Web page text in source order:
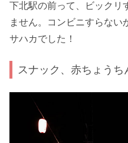
下北駅の前って、ビックリ
ません。コンビニすらない
サハカでした！
スナック、赤ちょうち